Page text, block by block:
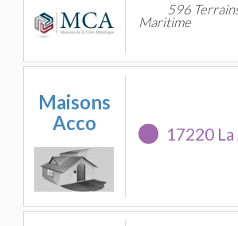
596
Maritime
Maisons
Acco
17220